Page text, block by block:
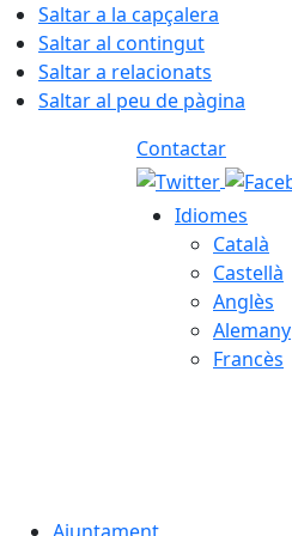
Saltar a la capçalera
Saltar al contingut
Saltar a relacionats
Saltar al peu de pàgina
Contactar
Idiomes
Català
Castellà
Anglès
Alemany
Francès